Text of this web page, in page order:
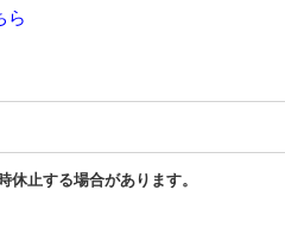
ら
止する場合があります。